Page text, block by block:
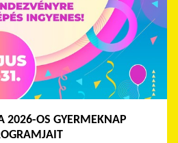
2026-OS GYERMEKNAP